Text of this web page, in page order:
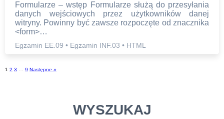
Formularze – wstęp Formularze służą do przesyłania
danych wejściowych przez użytkowników danej
witryny. Powinny być zawsze rozpoczęte od znacznika
<form>…
Egzamin EE.09 • Egzamin INF.03 • HTML
1 2 3 9 Następne »
WYSZUKAJ